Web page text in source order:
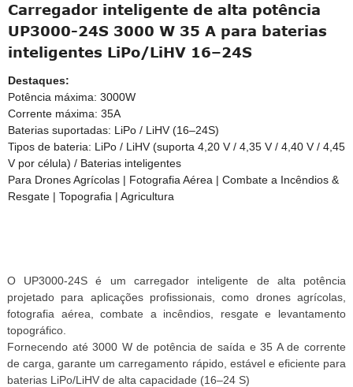
Carregador inteligente de alta potência
UP3000-24S 3000 W 35 A para baterias
inteligentes LiPo/LiHV 16–24S
Destaques:
Potência máxima: 3000W
Corrente máxima: 35A
Baterias suportadas: LiPo / LiHV (16–24S)
Tipos de bateria: LiPo / LiHV (suporta 4,20 V / 4,35 V / 4,40 V / 4,45
V por célula) / Baterias inteligentes
Para Drones Agrícolas | Fotografia Aérea | Combate a Incêndios &
Resgate | Topografia | Agricultura
O UP3000-24S é um carregador inteligente de alta potência
projetado para aplicações profissionais, como drones agrícolas,
fotografia aérea, combate a incêndios, resgate e levantamento
topográfico.
Fornecendo até 3000 W de potência de saída e 35 A de corrente
de carga, garante um carregamento rápido, estável e eficiente para
baterias LiPo/LiHV de alta capacidade (16–24 S)